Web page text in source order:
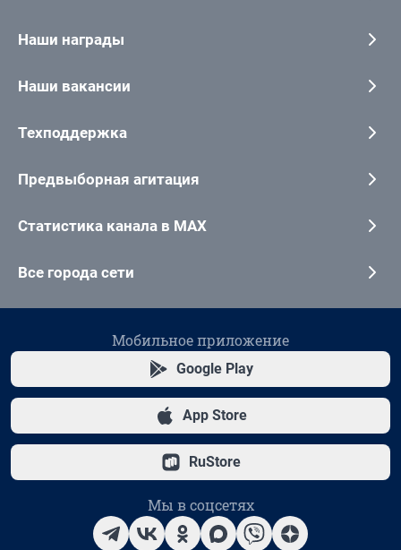
Наши награды
Наши вакансии
Техподдержка
Предвыборная агитация
Статистика канала в MAX
Все города сети
Мобильное приложение
Google Play
App Store
RuStore
Мы в соцсетях